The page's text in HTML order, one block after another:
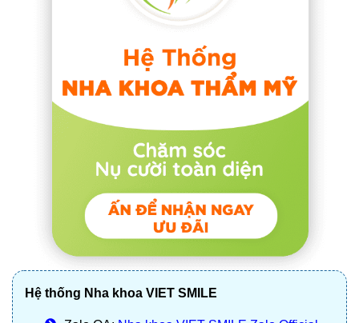
Hệ thống Nha khoa VIET SMILE